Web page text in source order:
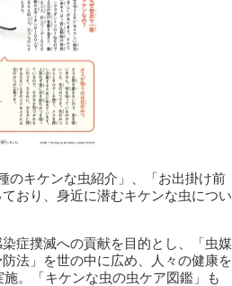
のキケンな虫紹介」、「お出掛け前
おり、身近に潜むキケンな虫につい
症撲滅への貢献を目的とし、「虫媒
法」を世の中に広め、人々の健康を
。「キケンな虫の虫ケア図鑑」も